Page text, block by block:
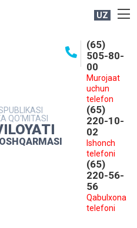
UZ
QO‘MITASI
(65)
505-80-
00
Murojaat
uchun
telefon
(65)
220-10-
02
Ishonch
telefoni
(65)
220-56-
56
Qabulxona
telefoni
XIZMATI